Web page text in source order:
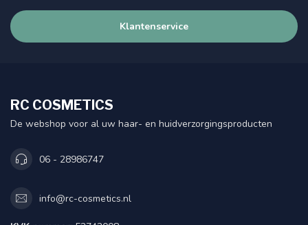
Klantenservice
RC COSMETICS
De webshop voor al uw haar- en huidverzorgingsproducten
06 - 28986747
info@rc-cosmetics.nl